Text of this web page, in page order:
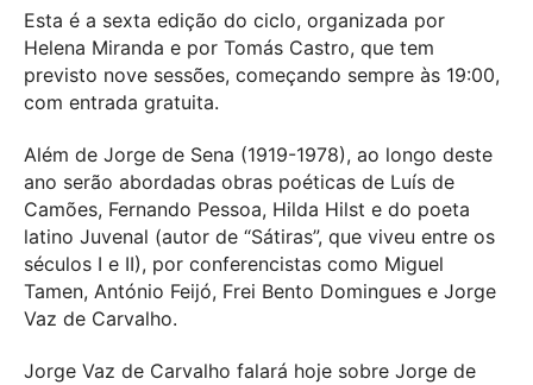
Esta é a sexta edição do ciclo, organizada por
Helena Miranda e por Tomás Castro, que tem
previsto nove sessões, começando sempre às 19:00,
com entrada gratuita.
Além de Jorge de Sena (1919-1978), ao longo deste
ano serão abordadas obras poéticas de Luís de
Camões, Fernando Pessoa, Hilda Hilst e do poeta
latino Juvenal (autor de “Sátiras”, que viveu entre os
séculos I e II), por conferencistas como Miguel
Tamen, António Feijó, Frei Bento Domingues e Jorge
Vaz de Carvalho.
Jorge Vaz de Carvalho falará hoje sobre Jorge de